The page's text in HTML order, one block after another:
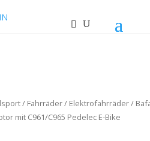
/ Fahrräder/ Elektrofahrräder/
mit C961/C965 Pedelec E-Bike